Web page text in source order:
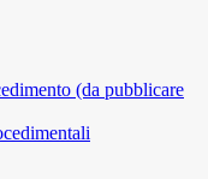
(da pubblicare